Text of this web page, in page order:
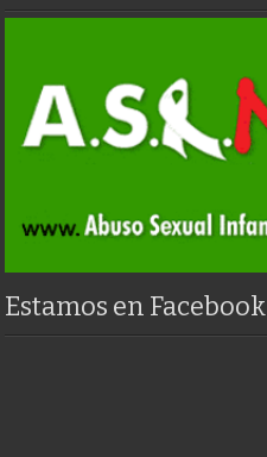
Estamos en Facebook